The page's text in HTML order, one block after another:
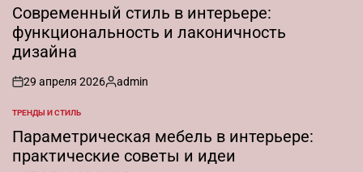
В
Современный стиль в интерьере:
функциональность и лаконичность
дизайна
on
29 апреля 2026
Запись
admin
ОПУБЛИКОВАНО
В
ТРЕНДЫ И СТИЛЬ
Параметрическая мебель в интерьере:
практические советы и идеи